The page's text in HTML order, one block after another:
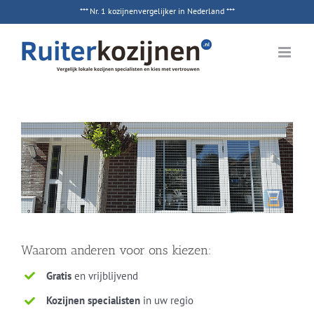
naar
inhoud
*** Nr. 1 kozijnenvergelijker in Nederland ***
Waarom anderen voor ons kiezen:
Gratisen vrijblijvend
Kozijnen specialistenin uw regio